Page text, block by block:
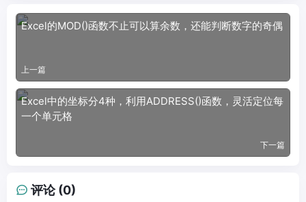
Excel的MOD()函数不止可以算余数，还能判断数字的奇偶
上一篇
Excel中的坐标分4种，利用ADDRESS()函数，灵活定位每
一个单元格
下一篇
评论 (0)